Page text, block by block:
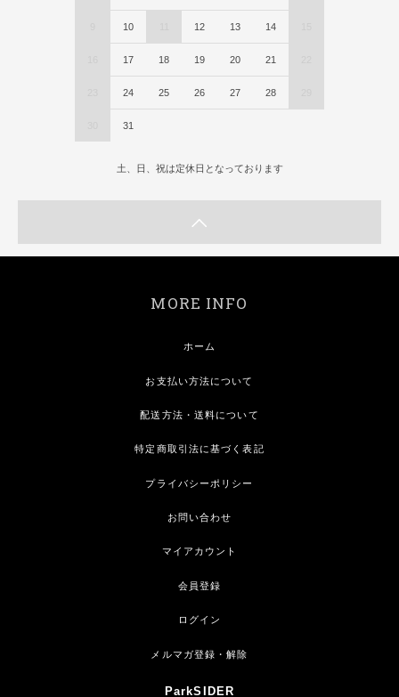
10 12 13 14
17 18 19 20 21
24 25 26 27 28
31
土、日、祝は定休日となっております
MORE INFO
ホーム
お支払い方法について
配送方法・送料について
特定商取引法に基づく表記
プライバシーポリシー
お問い合わせ
マイアカウント
会員登録
ログイン
メルマガ登録・解除
ParkSIDER